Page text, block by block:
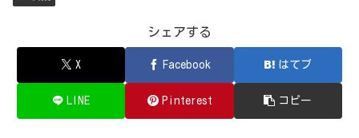
シェアする
X Facebook はてブ
LINE Pinterest コピー